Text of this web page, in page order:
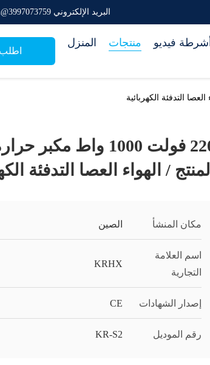
البريد الإلكتروني 3997073759@qq.com
المنزل منتجات أشرطة فيديو
220 فولت 1000 واط
المنتج / الهواء العصا التدفئة
مكان المنشأ الصين
اسم العلامة
التجارية
KRHX
إصدار الشهادات CE
رقم الموديل KR-S2